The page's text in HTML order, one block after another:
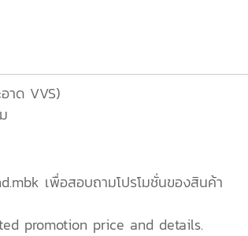
าด VVS)
เพื่อสอบถามโปรโมชั่นของสินค้า
promotion price and details.